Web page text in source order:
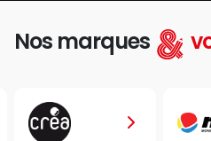
Nos marques